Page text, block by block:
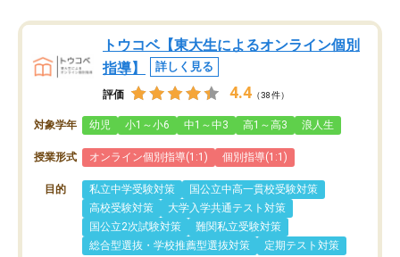
トウコベ【東大生によるオンライン個別
指導】
詳しく見る
評価 4.4 （38件）
対象学年 幼児 小1～小6 中1～中3 高1～高3 浪人生
授業形式 オンライン個別指導(1:1) 個別指導(1:1)
目的 私立中学受験対策
国公立中高一貫校受験対策
高校受験対策
大学入学共通テスト対策
国公立2次試験対策
難関私立受験対策
総合型選抜・学校推薦型選抜対策
定期テスト対策